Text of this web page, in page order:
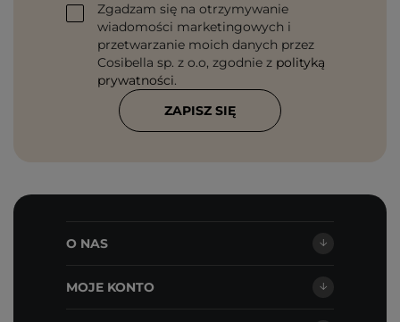
Zgadzam się na otrzymywanie
wiadomości marketingowych i
przetwarzanie moich danych przez
Cosibella sp. z o.o, zgodnie z polityką
prywatności.
ZAPISZ SIĘ
O NAS
MOJE KONTO